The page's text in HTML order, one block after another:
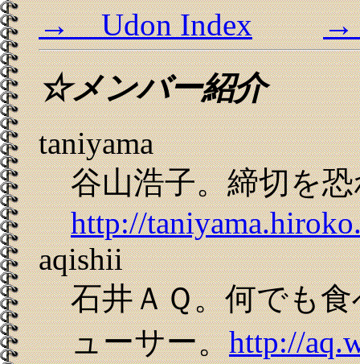
→ Udon Index →
☆メンバー紹介
taniyama
谷山浩子。締切を
http://
aqishii
石井ＡＱ。何でも
ューサー。http://